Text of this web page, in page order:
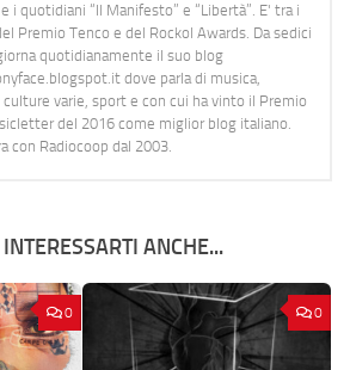
i quotidiani “Il Manifesto” e “Libertà”. E' tra i
Premio Tenco e del Rockol Awards. Da sedici
quotidianamente il suo blog
dove parla di musica,
culture varie, sport e con cui ha vinto il Premio
del 2016 come miglior blog italiano.
con Radiocoop dal 2003.
ANCHE...
0 0